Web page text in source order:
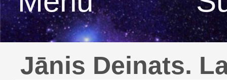
Jānis Deinats.